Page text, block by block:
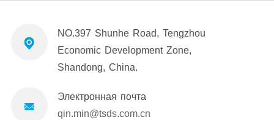
NO.397 Shunhe Road, Tengzhou
Economic Development Zone,
Shandong, China.
Электронная почта
qin.min@tsds.com.cn